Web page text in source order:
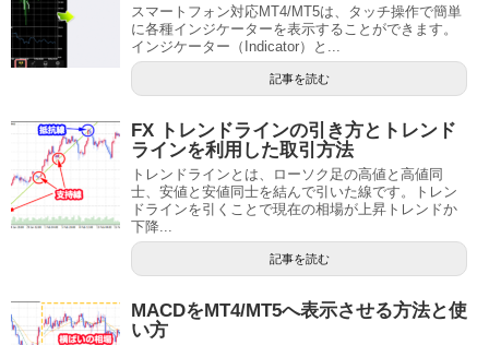
スマートフォン対応MT4/MT5は、タッチ操作で簡単
に各種インジケーターを表示することができます。
インジケーター（Indicator）と...
記事を読む
FX トレンドラインの引き方とトレンド
ラインを利用した取引方法
トレンドラインとは、ローソク足の高値と高値同
士、安値と安値同士を結んで引いた線です。トレン
ドラインを引くことで現在の相場が上昇トレンドか
下降...
記事を読む
MACDをMT4/MT5へ表示させる方法と使
い方